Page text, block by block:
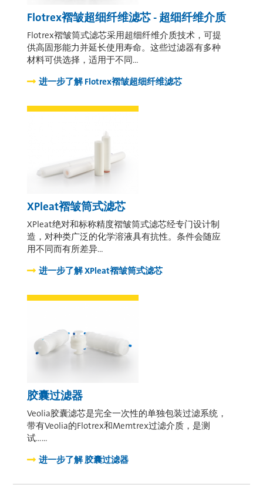
Flotrex褶皱超细纤维滤芯 - 超细纤维介质
Flotrex褶皱筒式滤芯采用超细纤维介质技术，可提
供高固形能力并延长使用寿命。这些过滤器有多种
材料可供选择，适用于不同…
进一步了解Flotrex褶皱超细纤维滤芯
XPleat褶皱筒式滤芯
XPleat绝对和标称精度褶皱筒式滤芯经专门设计制
造，对种类广泛的化学溶液具有抗性。条件会随应
用不同而有所差异…
进一步了解XPleat褶皱筒式滤芯
胶囊过滤器
Veolia胶囊滤芯是完全一次性的单独包装过滤系统，
带有Veolia的Flotrex和Memtrex过滤介质，是测
试……
进一步了解胶囊过滤器